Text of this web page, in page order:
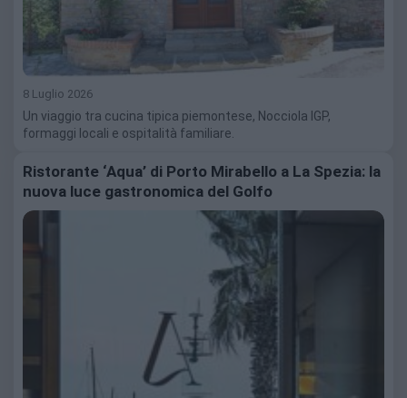
8 Luglio 2026
Un viaggio tra cucina tipica piemontese, Nocciola IGP,
formaggi locali e ospitalità familiare.
Ristorante ‘Aqua’ di Porto Mirabello a La Spezia: la
nuova luce gastronomica del Golfo